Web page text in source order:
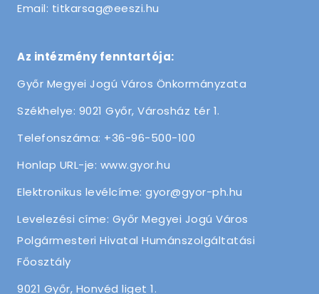
Email: titkarsag@eeszi.hu
Az intézmény fenntartója:
Győr Megyei Jogú Város Önkormányzata
Székhelye: 9021 Győr, Városház tér 1.
Telefonszáma: +36-96-500-100
Honlap URL-je: www.gyor.hu
Elektronikus levélcíme: gyor@gyor-ph.hu
Levelezési címe: Győr Megyei Jogú Város
Polgármesteri Hivatal Humánszolgáltatási
Főosztály
9021 Győr, Honvéd liget 1.